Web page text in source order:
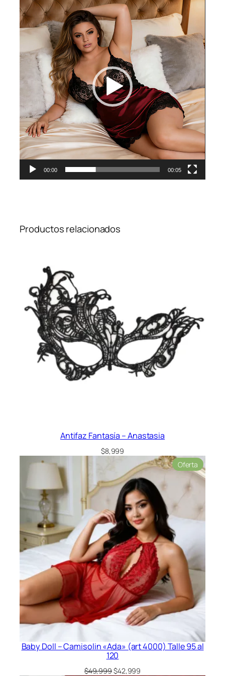
de
vídeo
00:00 00:05
Productos relacionados
Antifaz Fantasía – Anastasia
$8,999
Oferta
en
oferta
Baby Doll – Camisolin «Ada» (art 4000) Talle 95 al
120
$49,999El
$42,999